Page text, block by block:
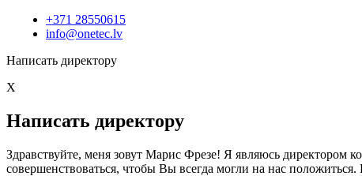
+371 28550615
info@onetec.lv
Написать директору
X
Написать директору
Здравствуйте, меня зовут Марис Фрезе! Я являюсь
совершенствоваться, чтобы Вы всегда могли на нас